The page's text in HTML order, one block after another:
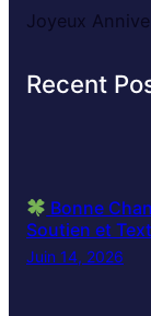
Joyeux
Recent
Bonne
Soutien et
Juin 14, 2026